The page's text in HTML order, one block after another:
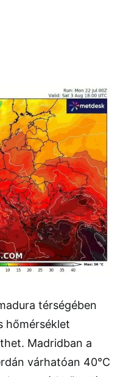
térségében
hőmérséklet
Madridban a
várhatóan 40°C